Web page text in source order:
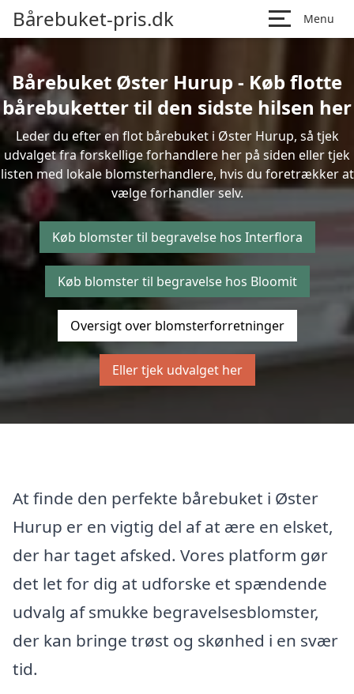
Bårebuket-pris.dk Menu
Bårebuket Øster Hurup - Køb flotte
bårebuketter til den sidste hilsen her
Leder du efter en flot bårebuket i Øster Hurup, så tjek
udvalget fra forskellige forhandlere her på siden eller tjek
listen med lokale blomsterhandlere, hvis du foretrækker at
vælge forhandler selv.
Køb blomster til begravelse hos Interflora
Køb blomster til begravelse hos Bloomit
Oversigt over blomsterforretninger
Eller tjek udvalget her
At finde den perfekte bårebuket i Øster
Hurup er en vigtig del af at ære en elsket,
der har taget afsked. Vores platform gør
det let for dig at udforske et spændende
udvalg af smukke begravelsesblomster,
der kan bringe trøst og skønhed i en svær
tid.